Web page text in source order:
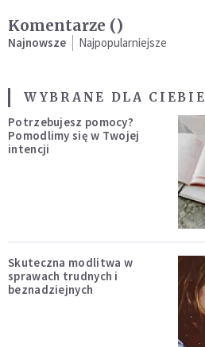
Komentarze ()
Najnowsze Najpopularniejsze
WYBRANE DLA CIEBIE
Potrzebujesz pomocy?
Pomodlimy się w Twojej
intencji
Skuteczna modlitwa w
sprawach trudnych i
beznadziejnych